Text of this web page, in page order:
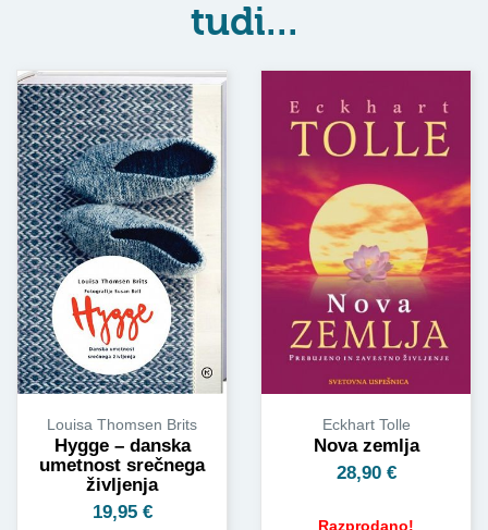
tudi...
Louisa Thomsen Brits
Hygge – danska
umetnost srečnega
življenja
19,95 €
Eckhart Tolle
Nova zemlja
28,90 €
Razprodano!